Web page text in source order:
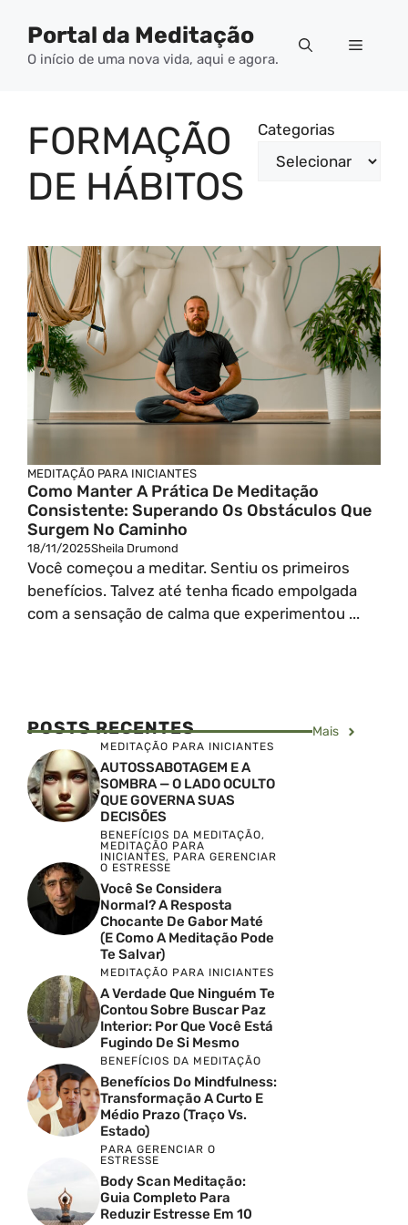
paraPortal da Meditação
O início de uma nova vida, aqui e agora.
Menu
FORMAÇÃO
DE HÁBITOS
Categorias
MEDITAÇÃO PARA INICIANTES
Como Manter A Prática De Meditação
Consistente: Superando Os Obstáculos Que
Surgem No Caminho
18/11/2025Sheila Drumond
Você começou a meditar. Sentiu os primeiros
benefícios. Talvez até tenha ficado empolgada
com a sensação de calma que experimentou ...
POSTS RECENTES Mais
MEDITAÇÃO PARA INICIANTES
AUTOSSABOTAGEM E A
SOMBRA — O LADO OCULTO
QUE GOVERNA SUAS
DECISÕES
BENEFÍCIOS DA MEDITAÇÃO,
MEDITAÇÃO PARA
INICIANTES, PARA GERENCIAR
O ESTRESSE
Você Se Considera
Normal? A Resposta
Chocante De Gabor Maté
(e Como A Meditação Pode
Te Salvar)
MEDITAÇÃO PARA INICIANTES
A Verdade Que Ninguém Te
Contou Sobre Buscar Paz
Interior: Por Que Você Está
Fugindo De Si Mesmo
BENEFÍCIOS DA MEDITAÇÃO
Benefícios Do Mindfulness:
Transformação A Curto E
Médio Prazo (Traço Vs.
Estado)
PARA GERENCIAR O
ESTRESSE
Body Scan Meditação:
Guia Completo Para
Reduzir Estresse Em 10